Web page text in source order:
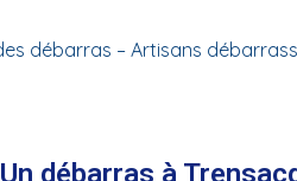
Un débarras à